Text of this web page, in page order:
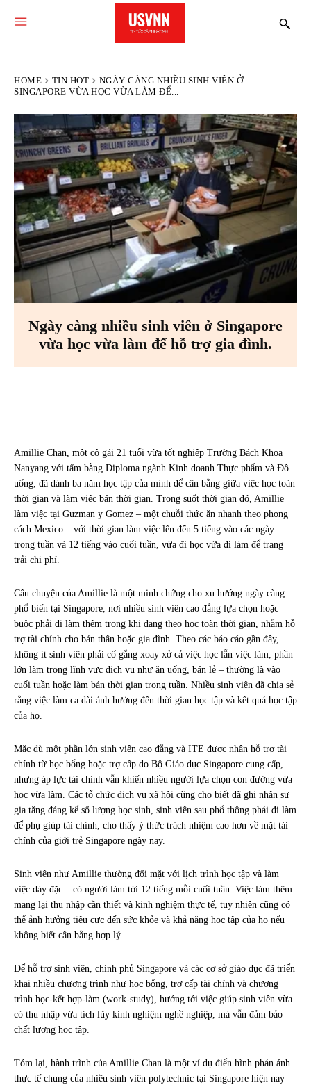
HOME TIN HOT
NGÀY CÀNG NHIỀU SINH VIÊN Ở
SINGAPORE VỪA HỌC VỪA LÀM ĐỂ...
Ngày càng nhiều sinh viên ở Singapore
vừa học vừa làm để hỗ trợ gia đình.
Amillie Chan, một cô gái 21 tuổi vừa tốt nghiệp Trường Bách Khoa
Nanyang với tấm bằng Diploma ngành Kinh doanh Thực phẩm và Đồ
uống, đã dành ba năm học tập của mình để cân bằng giữa việc học toàn
thời gian và làm việc bán thời gian. Trong suốt thời gian đó, Amillie
làm việc tại Guzman y Gomez – một chuỗi thức ăn nhanh theo phong
cách Mexico – với thời gian làm việc lên đến 5 tiếng vào các ngày
trong tuần và 12 tiếng vào cuối tuần, vừa đi học vừa đi làm để trang
trải chi phí.
Câu chuyện của Amillie là một minh chứng cho xu hướng ngày càng
phổ biến tại Singapore, nơi nhiều sinh viên cao đẳng lựa chọn hoặc
buộc phải đi làm thêm trong khi đang theo học toàn thời gian, nhằm hỗ
trợ tài chính cho bản thân hoặc gia đình. Theo các báo cáo gần đây,
không ít sinh viên phải cố gắng xoay xở cả việc học lẫn việc làm, phần
lớn làm trong lĩnh vực dịch vụ như ăn uống, bán lẻ – thường là vào
cuối tuần hoặc làm bán thời gian trong tuần. Nhiều sinh viên đã chia sẻ
rằng việc làm ca dài ảnh hưởng đến thời gian học tập và kết quả học tập
của họ.
Mặc dù một phần lớn sinh viên cao đẳng và ITE được nhận hỗ trợ tài
chính từ học bổng hoặc trợ cấp do Bộ Giáo dục Singapore cung cấp,
nhưng áp lực tài chính vẫn khiến nhiều người lựa chọn con đường vừa
học vừa làm. Các tổ chức dịch vụ xã hội cũng cho biết đã ghi nhận sự
gia tăng đáng kể số lượng học sinh, sinh viên sau phổ thông phải đi làm
để phụ giúp tài chính, cho thấy ý thức trách nhiệm cao hơn về mặt tài
chính của giới trẻ Singapore ngày nay.
Sinh viên như Amillie thường đối mặt với lịch trình học tập và làm
việc dày đặc – có người làm tới 12 tiếng mỗi cuối tuần. Việc làm thêm
mang lại thu nhập cần thiết và kinh nghiệm thực tế, tuy nhiên cũng có
thể ảnh hưởng tiêu cực đến sức khỏe và khả năng học tập của họ nếu
không biết cân bằng hợp lý.
Để hỗ trợ sinh viên, chính phủ Singapore và các cơ sở giáo dục đã triển
khai nhiều chương trình như học bổng, trợ cấp tài chính và chương
trình học-kết hợp-làm (work-study), hướng tới việc giúp sinh viên vừa
có thu nhập vừa tích lũy kinh nghiệm nghề nghiệp, mà vẫn đảm bảo
chất lượng học tập.
Tóm lại, hành trình của Amillie Chan là một ví dụ điển hình phản ánh
thực tế chung của nhiều sinh viên polytechnic tại Singapore hiện nay –